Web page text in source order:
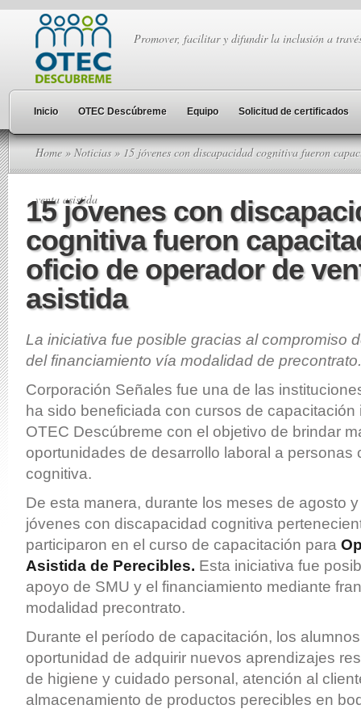
Promover, facilitar y difundir la inclusión a
Inicio OTEC Descúbreme Equipo Solicitud de certificados
Home » Noticias» 15 jóvenes con discapacidad cognitiva fueron
venta asistida
15 jóvenes con
cognitiva fueron
oficio de operador de
asistida
La iniciativa fue posible gracias al compromiso
del financiamiento vía modalidad de precontrato.
Corporación Señales fue una de las
ha sido beneficiada con cursos de capacitación
OTEC Descúbreme con el objetivo de brindar
oportunidades de desarrollo laboral a personas
cognitiva.
De esta manera, durante los meses de agosto
jóvenes con discapacidad cognitiva
participaron en el curso de capacitación para
Asistida de Perecibles. Esta iniciativa fue
apoyo de SMU y el financiamiento mediante
modalidad precontrato.
Durante el período de capacitación, los
oportunidad de adquirir nuevos aprendizajes
de higiene y cuidado personal, atención al
almacenamiento de productos perecibles en